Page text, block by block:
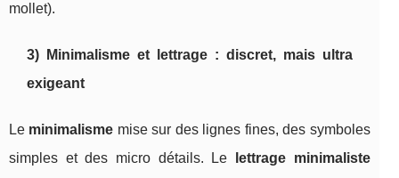
mollet).
3) Minimalisme et lettrage : discret, mais ultra
exigeant
Le minimalisme mise sur des lignes fines, des symboles
simples et des micro détails. Le
lettrage minimaliste